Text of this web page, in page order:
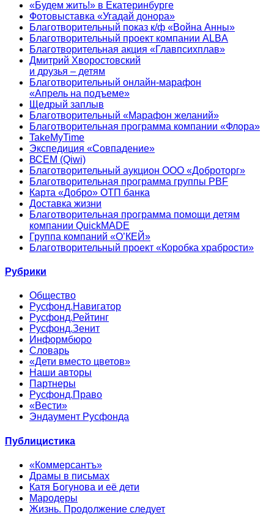
«Будем жить!» в Екатеринбурге
Фотовыставка «Угадай донора»
Благотворительный показ к/ф «Война Анны»
Благотворительный проект компании ALBA
Благотворительная акция «Главпсихплав»
Дмитрий Хворостовский
и друзья – детям
Благотворительный онлайн‑марафон
«Апрель на подъеме»
Щедрый заплыв
Благотворительный «Марафон желаний»
Благотворительная программа компании «Флора»
TakeMyTime
Экспедиция «Совпадение»
ВСЕМ (Qiwi)
Благотворительный аукцион ООО «Доброторг»
Благотворительная программа группы PBF
Карта «Добро» ОТП банка
Доставка жизни
Благотворительная программа помощи детям
компании QuickMADE
Группа компаний «О’КЕЙ»
Благотворительный проект «Коробка храбрости»
Рубрики
Общество
Русфонд.Навигатор
Русфонд.Рейтинг
Русфонд.Зенит
Информбюро
Словарь
«Дети вместо цветов»
Наши авторы
Партнеры
Русфонд.Право
«Вести»
Эндаумент Русфонда
Публицистика
«Коммерсантъ»
Драмы в письмах
Катя Богунова и её дети
Мародеры
Жизнь. Продолжение следует